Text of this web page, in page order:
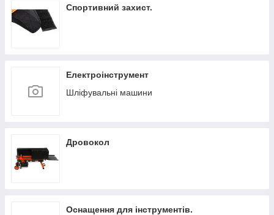
Спортивний захист.
Електроінструмент
Шліфувальні машини
Дровокол
Оснащення для інструментів.